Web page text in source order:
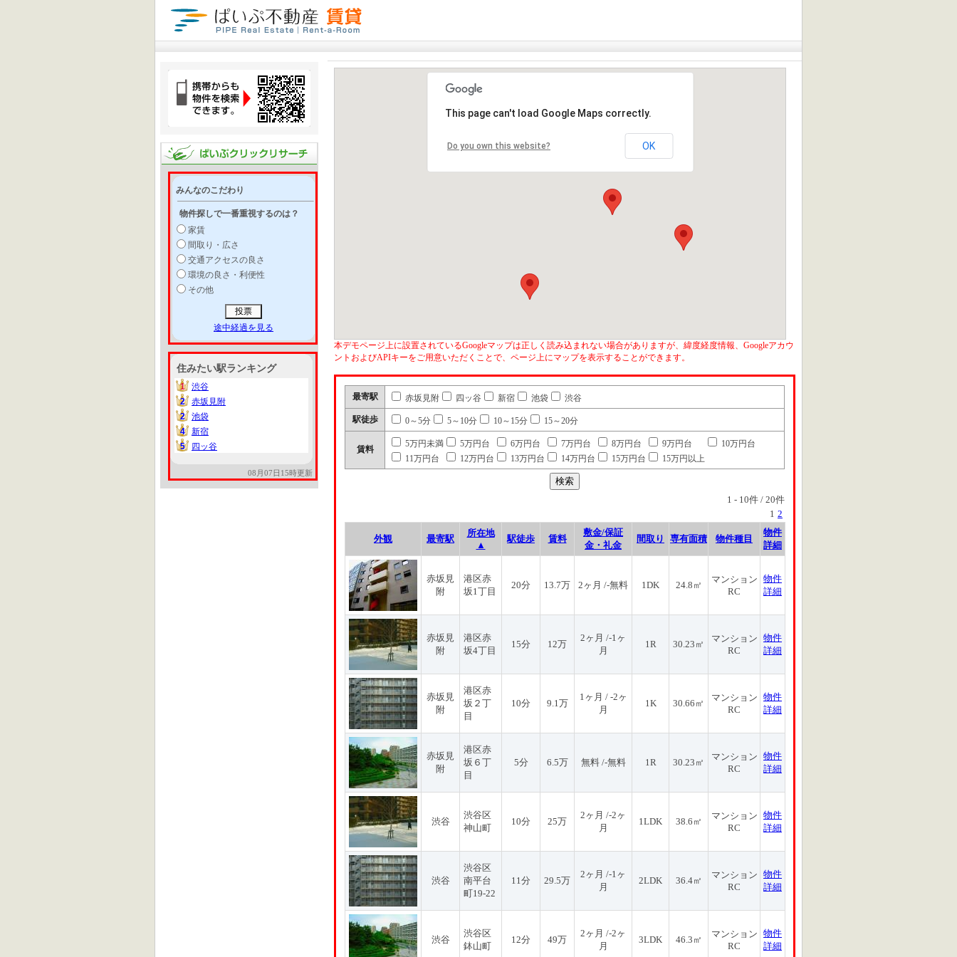
みんなのこだわり
物件探しで一番重視するのは？
家賃
間取り・広さ
交通アクセスの良さ
環境の良さ・利便性
その他
途中経過を見る
住みたい駅ランキング
1
1
渋谷
2
2
赤坂見附
2
2
池袋
4
4
新宿
5
5 四ッ谷
08月07日15時更新
This page can't load Google Maps correctly.
Do you own this website? OK
本デモページ上に設置されているGoogleマップは正しく読み込まれない場合がありますが、緯度経度情報、Googleアカウ
ントおよびAPIキーをご用意いただくことで、ページ上にマップを表示することができます。
最寄駅 赤坂見附 四ッ谷 新宿 池袋 渋谷
駅徒歩 0～5分 5～10分 10～15分 15～20分
賃料
5万円未満 5万円台 6万円台 7万円台 8万円台 9万円台
10万円台
11万円台
12万円台 13万円台 14万円台 15万円台 15万円以上
1 - 10件 / 20件
1 2
外観 最寄駅
所在地
▲
駅徒歩 賃料
敷金/保証
金・礼金
間取り 専有面積 物件種目
物件
詳細
赤坂見
附
港区赤
坂1丁目
20分 13.7万 2ヶ月 /-無料 1DK 24.8㎡
マンション
RC
物件
詳細
赤坂見
附
港区赤
坂4丁目
15分 12万
2ヶ月 /-1ヶ
月
1R 30.23㎡
マンション
RC
物件
詳細
赤坂見
附
港区赤
坂２丁
目
10分 9.1万
1ヶ月 / -2ヶ
月
1K 30.66㎡
マンション
RC
物件
詳細
赤坂見
附
港区赤
坂６丁
目
5分 6.5万 無料 /-無料 1R 30.23㎡
マンション
RC
物件
詳細
渋谷
渋谷区
神山町
10分 25万
2ヶ月 /-2ヶ
月
1LDK 38.6㎡
マンション
RC
物件
詳細
渋谷
渋谷区
南平台
町19-22
11分 29.5万
2ヶ月 /-1ヶ
月
2LDK 36.4㎡
マンション
RC
物件
詳細
渋谷
渋谷区
鉢山町
12分 49万
2ヶ月 /-2ヶ
月
3LDK 46.3㎡
マンション
RC
物件
詳細